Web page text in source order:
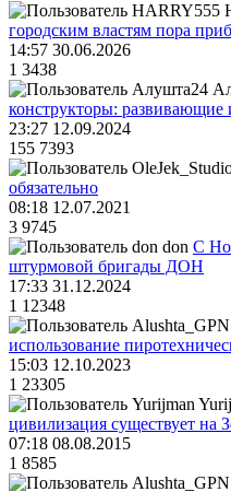
городским властям пора
14:57 30.06.2026
1 3438
конструкторы: развивающие
23:27 12.09.2024
155 7393
обязательно
08:18 12.07.2021
3 9745
don С
штурмовой бригады ДОН
17:33 31.12.2024
1 12348
использование
15:03 12.10.2023
1 23305
цивилизация существует на
07:18 08.08.2015
1 8585